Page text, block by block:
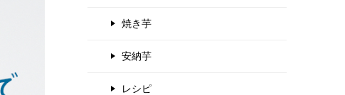
焼き芋
安納芋
レシピ